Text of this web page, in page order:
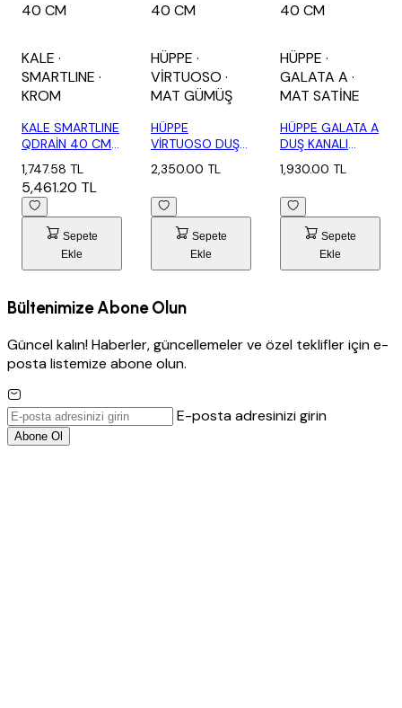
40 CM
KALE ·
SMARTLINE ·
KROM
KALE SMARTLINE
QDRAİN 40 CM
1,747.58 TL
5,461.20 TL
Sepete
Ekle
40 CM
HÜPPE ·
VİRTUOSO ·
MAT GÜMÜŞ
HÜPPE
VİRTUOSO DUŞ
MAT (48...
2,350.00 TL
Sepete
Ekle
40 CM
HÜPPE ·
GALATA A ·
MAT SATİNE
HÜPPE GALATA A
DUŞ KANALI
1,930.00 TL
Sepete
Ekle
Bültenimize Abone Olun
Güncel kalın! Haberler, güncellemeler ve özel teklifler için e-
posta listemize abone olun.
E-posta adresinizi girin
Abone Ol